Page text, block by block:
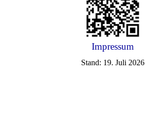
Impressum
Stand: 19. Juli 2026